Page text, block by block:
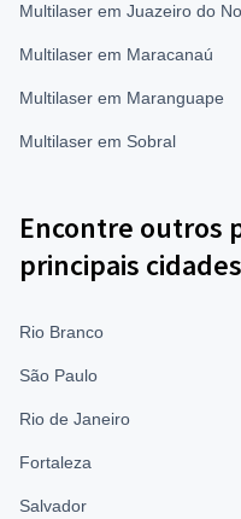
Multilaser em Juazeiro do
Multilaser em Maracanaú
Multilaser em Maranguape
Multilaser em Sobral
Encontre outros
principais cidades
Rio Branco
São Paulo
Rio de Janeiro
Fortaleza
Salvador